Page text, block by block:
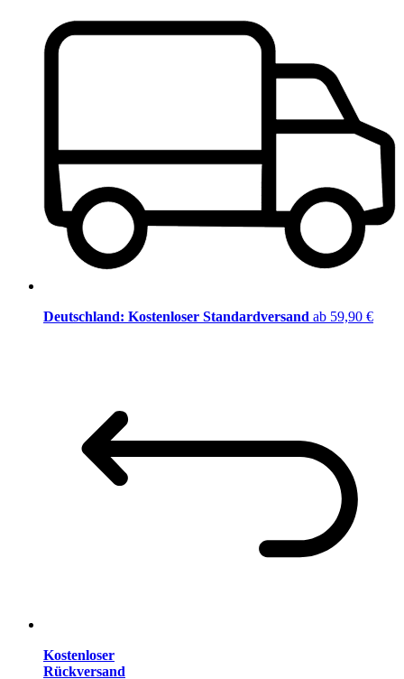
Deutschland: Kostenloser Standardversand ab 59,90 €
Kostenloser
Rückversand